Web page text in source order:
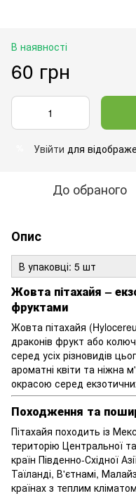
В наявності
60 грн
Увійти для
До обраного
Опис
В упаковці: 5 шт
Жовта пітахайя –
фруктами
Жовта пітахайя
драконів фрукт або
серед усіх різновидів
ароматні квіти та ніжна
окрасою серед
Походження та
Пітахайя походить із
територію Центральної
країн Південно-Східної
Таїланді, В'єтнамі,
країнах з теплим